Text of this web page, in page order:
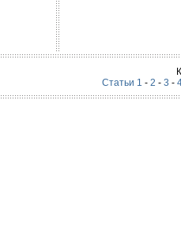
Статьи 1 - 2 - 3 -